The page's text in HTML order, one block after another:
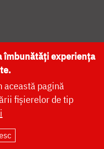
NAȚIONALĂ
MEDIA
îmbunătăți experiența
această pagină
fișierelor de tip